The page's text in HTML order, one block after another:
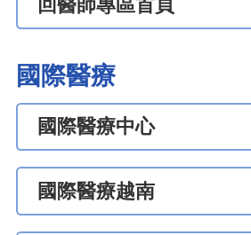
回醫師專區首頁
國際醫療
國際醫療中心
國際醫療越南